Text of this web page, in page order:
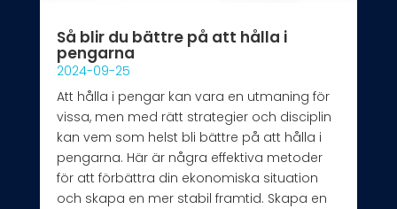
Så blir du bättre på att hålla i
pengarna
2024-09-25
Att hålla i pengar kan vara en utmaning för
vissa, men med rätt strategier och disciplin
kan vem som helst bli bättre på att hålla i
pengarna. Här är några effektiva metoder
för att förbättra din ekonomiska situation
och skapa en mer stabil framtid. Skapa en